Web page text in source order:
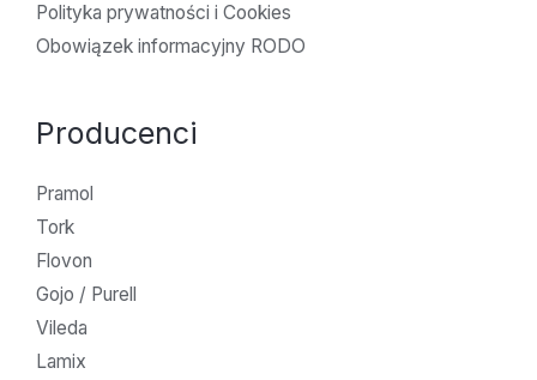
Polityka prywatności i Cookies
Obowiązek informacyjny RODO
Producenci
Pramol
Tork
Flovon
Gojo / Purell
Vileda
Lamix